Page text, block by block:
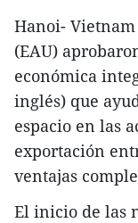
Hanoi-
(EAU)
económica
inglés) que
espacio en las
exportación
ventajas
El inicio de las